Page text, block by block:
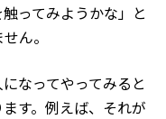
ってみようかな」と
ん。
なってやってみると
す。例えば、それが